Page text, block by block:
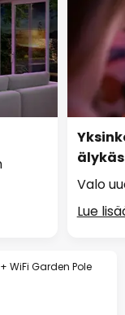
Valo
Lue
WiFi Garden Pole